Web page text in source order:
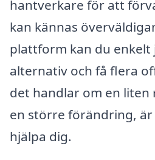
hantverkare för att
kan kännas
plattform kan du enkelt
alternativ och få flera
det handlar om en
en större förändring,
hjälpa dig.